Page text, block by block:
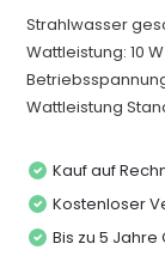
Strahlwasser
Wattleistung: 10 W
Wattleistung
Kauf auf
Kostenloser
Bis zu 5 Jahre